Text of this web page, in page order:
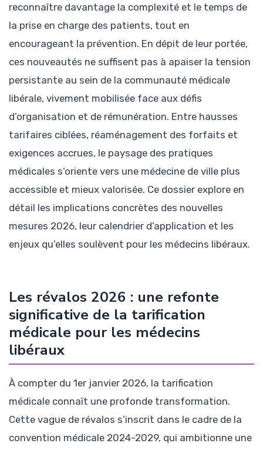
reconnaître davantage la complexité et le temps de
la prise en charge des patients, tout en
encourageant la prévention. En dépit de leur portée,
ces nouveautés ne suffisent pas à apaiser la tension
persistante au sein de la communauté médicale
libérale, vivement mobilisée face aux défis
d’organisation et de rémunération. Entre hausses
tarifaires ciblées, réaménagement des forfaits et
exigences accrues, le paysage des pratiques
médicales s’oriente vers une médecine de ville plus
accessible et mieux valorisée. Ce dossier explore en
détail les implications concrètes des nouvelles
mesures 2026, leur calendrier d’application et les
enjeux qu’elles soulèvent pour les médecins libéraux.
Les révalos 2026 : une refonte
significative de la tarification
médicale pour les médecins
libéraux
À compter du 1er janvier 2026, la tarification
médicale connaît une profonde transformation.
Cette vague de révalos s’inscrit dans le cadre de la
convention médicale 2024-2029, qui ambitionne une